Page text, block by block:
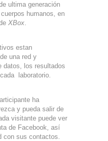
ultima generación
humanos, en
XBox.
estan
una red y
datos, los resultados
laboratorio.
ha
y pueda salir de
visitante puede ver
de Facebook, así
con sus contactos.